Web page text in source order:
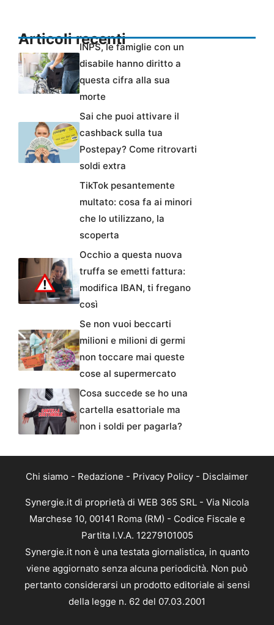
Articoli recentiINPS, le famiglie con un
disabile hanno diritto a
questa cifra alla sua
morte
Sai che puoi attivare il
cashback sulla tua
Postepay? Come ritrovarti
soldi extra
TikTok pesantemente
multato: cosa fa ai minori
che lo utilizzano, la
scoperta
Occhio a questa nuova
truffa se emetti fattura:
modifica IBAN, ti fregano
così
Se non vuoi beccarti
milioni e milioni di germi
non toccare mai queste
cose al supermercato
Cosa succede se ho una
cartella esattoriale ma
non i soldi per pagarla?
Chi siamo - Redazione - Privacy Policy - Disclaimer
Synergie.it di proprietà di WEB 365 SRL - Via Nicola
Marchese 10, 00141 Roma (RM) - Codice Fiscale e
Partita I.V.A. 12279101005
Synergie.it non è una testata giornalistica, in quanto
viene aggiornato senza alcuna periodicità. Non può
pertanto considerarsi un prodotto editoriale ai sensi
della legge n. 62 del 07.03.2001